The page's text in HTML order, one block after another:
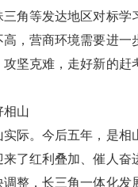
角等发达地区对标
，营商环境需要进
坚克难，走好新的
相山
际。今后五年，是
了红利叠加、催人
整，长三角一体化